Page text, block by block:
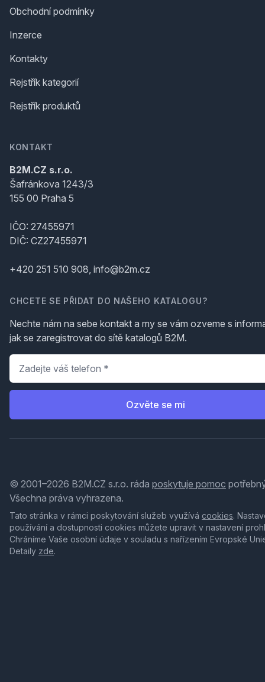
Obchodní podmínky
Inzerce
Kontakty
Rejstřík kategorií
Rejstřík produktů
KONTAKT
B2M.CZ s.r.o.
Šafránkova 1243/3
155 00 Praha 5
IČO: 27455971
DIČ: CZ27455971
+420 251 510 908, info@b2m.cz
CHCETE SE PŘIDAT DO NAŠEHO KATALOGU?
Nechte nám na sebe kontakt a my se vám ozveme s
jak se zaregistrovat do sítě katalogů B2M.
Telefon
Ozvěte se mi
© 2001–2026 B2M.CZ s.r.o. ráda poskytuje pomoc
Všechna práva vyhrazena.
Tato stránka v rámci poskytování služeb využívá cookies.
používání a dostupnosti cookies můžete upravit v nastavení
Chráníme Vaše osobní údaje v souladu s nařízením Evropské
Detaily zde.